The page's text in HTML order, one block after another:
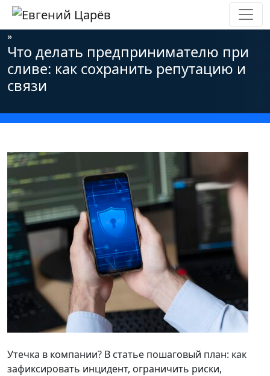
Главная»Новости»Информационная безопасность
»
Что делать предпринимателю при
сливе: как сохранить репутацию и
связи
Утечка в компании? В статье пошаговый план: как
зафиксировать инцидент, ограничить риски,